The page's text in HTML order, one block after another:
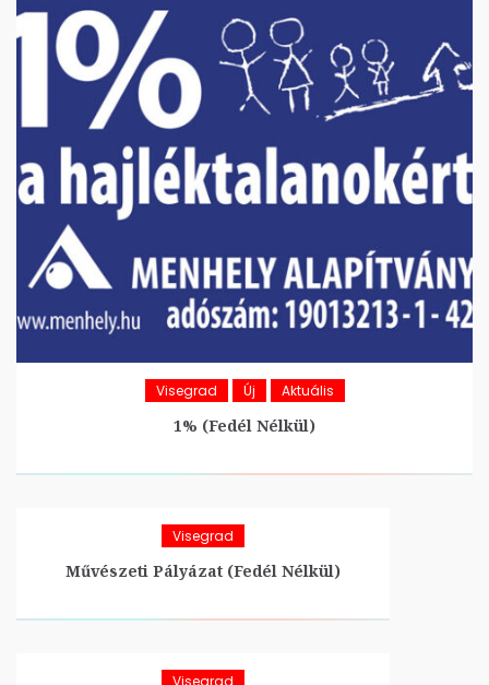
Visegrad Új Aktuális
1% (Fedél Nélkül)
Visegrad
Művészeti Pályázat (Fedél Nélkül)
Visegrad